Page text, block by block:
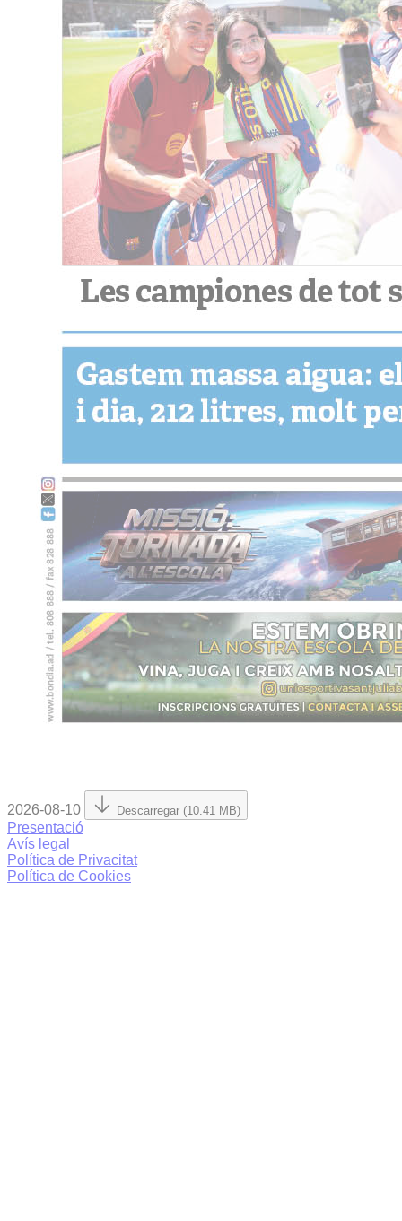
2026-08-10 Descarregar (10.41 MB)
Presentació
Avís legal
Política de Privacitat
Política de Cookies